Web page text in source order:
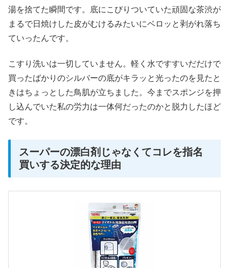
湯を捨てた瞬間です。底にこびりついていた頑固な茶渋が
まるで日焼けした皮がむけるみたいにベロッと剥がれ落ち
ていったんです。
こすり洗いは一切していません。軽く水ですすいだだけで
買ったばかりのシルバーの底がキラッと光ったのを見たと
きはちょっとした鳥肌が立ちました。今までスポンジを押
し込んでいた私の労力は一体何だったのかと脱力したほど
です。
スーパーの漂白剤じゃなくてコレを指名
買いする決定的な理由